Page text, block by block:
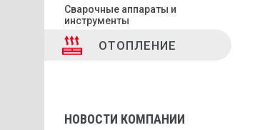
Сварочные аппараты и
инструменты
ОТОПЛЕНИЕ
НОВОСТИ КОМПАНИИ